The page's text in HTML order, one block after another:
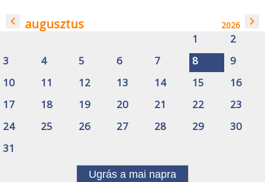
navigate_before augusztus 2026 navigate_next
1
2
3
4 5 6 7 8
9
10
11 12 13 14 15
16
17
18 19 20 21 22
23
24
25 26 27 28 29
30
31
Ugrás a mai napra